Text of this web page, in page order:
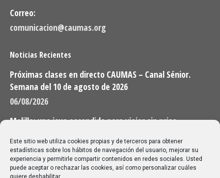
Este sitio web utiliza cookies propias y de terceros para obtener
estadísticas sobre los hábitos de navegación del usuario, mejorar su
experiencia y permitirle compartir contenidos en redes sociales. Usted
puede aceptar o rechazar las cookies, así como personalizar cuáles
quiere deshabilitar.
Correo:
comunicacion@caumas.org
Noticias Recientes
Próximas clases en directo CAUMAS – Canal Sénior.
Semana del 10 de agosto de 2026
06/08/2026
Melilla: una joya escondida para viajar sin prisa
28/07/2026
Buscar